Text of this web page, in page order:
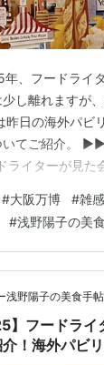
、フードライ
し離れますが
昨日の海外パビ
いてご紹介。
ライターが見た
大阪ヘルケア
」的な展示に
や個人プロデ
ン。 「大阪ヘ
オシしている
…
#大阪万博 #雑感
#浅野陽子の美
浅野陽子の美食手帖
】フードラ
！海外パビ